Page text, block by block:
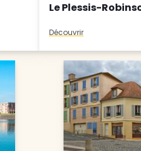
Le Plessis-
Découvrir